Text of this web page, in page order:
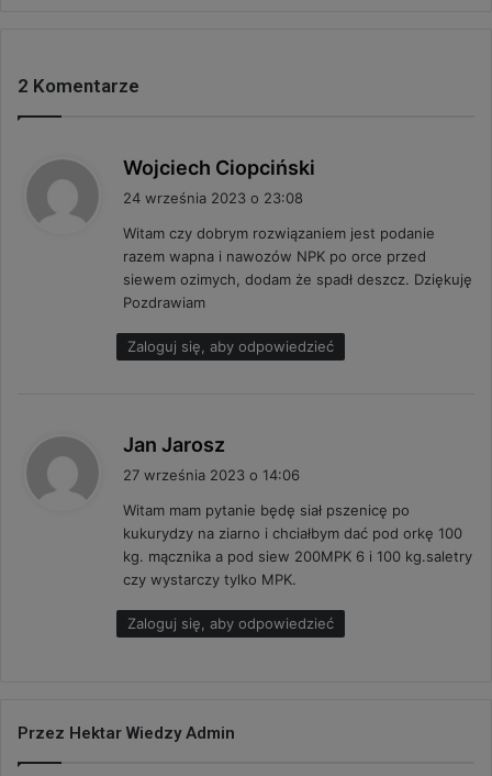
2 Komentarze
Wojciech Ciopciński
z
e
:
24 września 2023 o 23:08
Witam czy dobrym rozwiązaniem jest podanie
razem wapna i nawozów NPK po orce przed
siewem ozimych, dodam że spadł deszcz. Dziękuję
Pozdrawiam
Zaloguj się, aby odpowiedzieć
Jan Jarosz
z
e
:
27 września 2023 o 14:06
Witam mam pytanie będę siał pszenicę po
kukurydzy na ziarno i chciałbym dać pod orkę 100
kg. mącznika a pod siew 200MPK 6 i 100 kg.saletry
czy wystarczy tylko MPK.
Zaloguj się, aby odpowiedzieć
Przez Hektar Wiedzy Admin